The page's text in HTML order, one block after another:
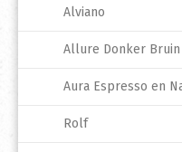
Alviano
Allure Donker Bruin
Aura Espresso en
Rolf